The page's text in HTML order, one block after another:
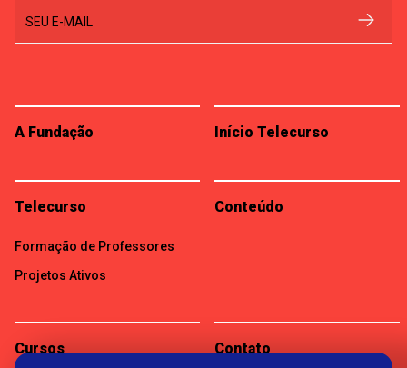
SEU E-MAIL
A Fundação Início Telecurso
Telecurso
Formação de Professores
Projetos Ativos
Conteúdo
Cursos Contato